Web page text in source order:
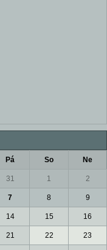
Pá So Ne
31 1 2
7 8 9
14 15 16
21 22 23